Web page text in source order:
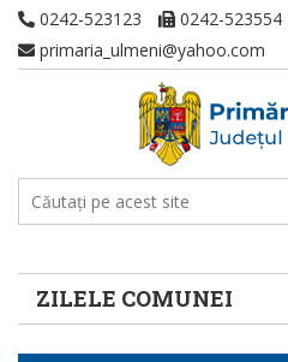
0242-523123
0242-523554
primaria_ulmeni@yahoo.com
ZILELE COMUNEI